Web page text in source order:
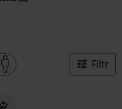
Filtr